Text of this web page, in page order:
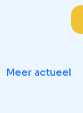
Meer actueel